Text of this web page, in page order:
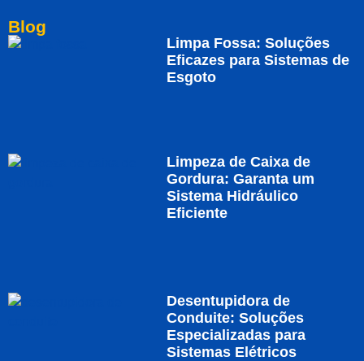
Blog
Limpa Fossa: Soluções
Eficazes para Sistemas de
Esgoto
Limpeza de Caixa de
Gordura: Garanta um
Sistema Hidráulico
Eficiente
Desentupidora de
Conduite: Soluções
Especializadas para
Sistemas Elétricos